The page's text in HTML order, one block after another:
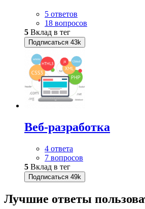
5 ответов
18 вопросов
5 Вклад в тег
Подписаться 43k
Веб-разработка
4 ответа
7 вопросов
5 Вклад в тег
Подписаться 49k
Лучшие ответы